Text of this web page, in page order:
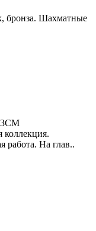
бронза. Шахматные
работа. На глав..